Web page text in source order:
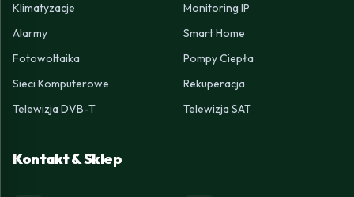
Klimatyzacje
Monitoring IP
Alarmy
Smart Home
Fotowoltaika
Pompy Ciepła
Sieci Komputerowe
Rekuperacja
Telewizja DVB-T
Telewizja SAT
Kontakt & Sklep